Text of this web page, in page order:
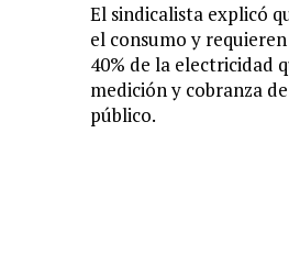
El sindicalista explicó
el consumo y
40% de la electricidad
medición y cobranza
público.